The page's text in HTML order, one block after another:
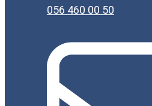
056 460 00 50